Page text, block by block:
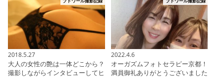
ブドワール撮影記録
2018.5.27
大人の女性の艶は一体どこから？
撮影しながらインタビューしてヒ
ブドワール撮影記録
2022.4.6
オーガズムフォトセラピー京都！
満員御礼ありがとうございました